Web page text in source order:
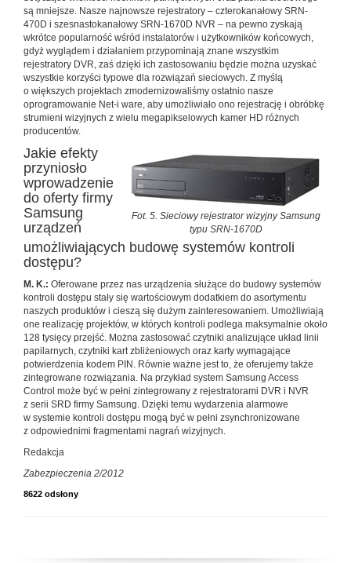
są mniejsze. Nasze najnowsze rejestratory – czterokanałowy SRN-
470D i szesnastokanałowy SRN-1670D NVR – na pewno zyskają
wkrótce popularność wśród instalatorów i użytkowników końcowych,
gdyż wyglądem i działaniem przypominają znane wszystkim
rejestratory DVR, zaś dzięki ich zastosowaniu będzie można uzyskać
wszystkie korzyści typowe dla rozwiązań sieciowych. Z myślą
o większych projektach zmodernizowaliśmy ostatnio nasze
oprogramowanie Net-i ware, aby umożliwiało ono rejestrację i obróbkę
strumieni wizyjnych z wielu megapikselowych kamer HD różnych
producentów.
Fot. 5. Sieciowy rejestrator wizyjny Samsung
typu SRN-1670D
Jakie efekty
przyniosło
wprowadzenie
do oferty firmy
Samsung
urządzeń
umożliwiających budowę systemów kontroli
dostępu?
M. K.: Oferowane przez nas urządzenia służące do budowy systemów
kontroli dostępu stały się wartościowym dodatkiem do asortymentu
naszych produktów i cieszą się dużym zainteresowaniem. Umożliwiają
one realizację projektów, w których kontroli podlega maksymalnie około
128 tysięcy przejść. Można zastosować czytniki analizujące układ linii
papilarnych, czytniki kart zbliżeniowych oraz karty wymagające
potwierdzenia kodem PIN. Równie ważne jest to, że oferujemy także
zintegrowane rozwiązania. Na przykład system Samsung Access
Control może być w pełni zintegrowany z rejestratorami DVR i NVR
z serii SRD firmy Samsung. Dzięki temu wydarzenia alarmowe
w systemie kontroli dostępu mogą być w pełni zsynchronizowane
z odpowiednimi fragmentami nagrań wizyjnych.
Redakcja
Zabezpieczenia 2/2012
8622 odsłony